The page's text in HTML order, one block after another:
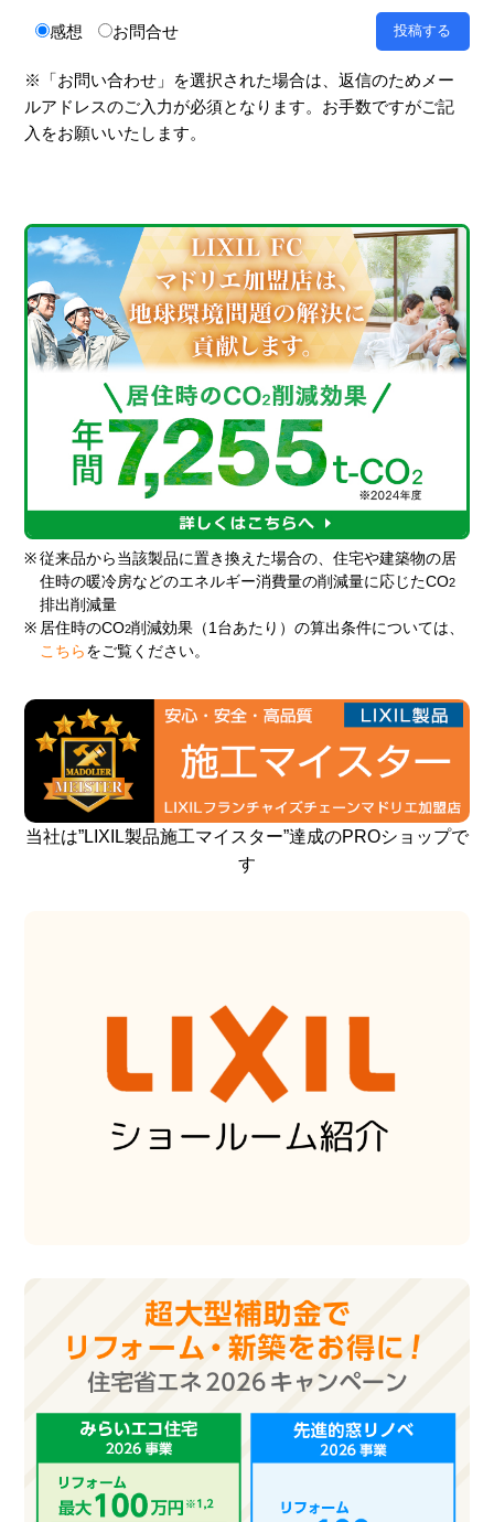
感想 お問合せ
※「お問い合わせ」を選択された場合は、返信のためメー
ルアドレスのご入力が必須となります。お手数ですがご記
入をお願いいたします。
※ 従来品から当該製品に置き換えた場合の、住宅や建築物の居
住時の暖冷房などのエネルギー消費量の削減量に応じたCO2
排出削減量
※ 居住時のCO2削減効果（1台あたり）の算出条件については、
こちら をご覧ください。
当社は”LIXIL製品施工マイスター”達成のPROショップで
す